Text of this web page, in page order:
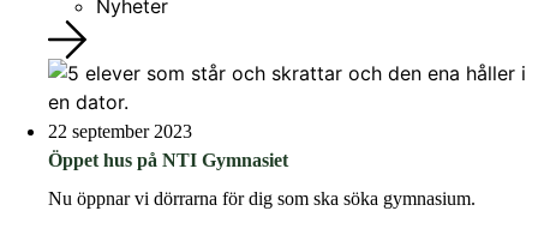
Nyheter
22 september 2023
Öppet hus på NTI Gymnasiet
Nu öppnar vi dörrarna för dig som ska söka gymnasium.